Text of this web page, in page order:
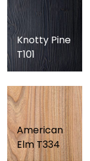
Knotty Pine
T101
American
Elm T334